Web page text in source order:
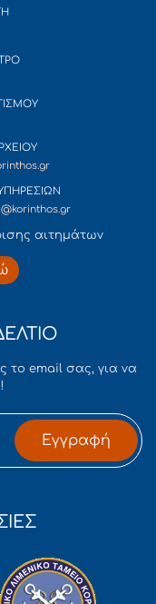
αιτημάτων
το email σας, για να
Εγγραφή